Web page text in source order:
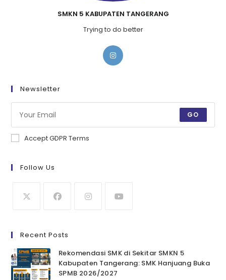
SMKN 5 KABUPATEN TANGERANG
Trying to do better
Newsletter
GO
Accept GDPR Terms
Follow Us
Recent Posts
Rekomendasi SMK di Sekitar SMKN 5
Kabupaten Tangerang: SMK Hanjuang Buka
SPMB 2026/2027